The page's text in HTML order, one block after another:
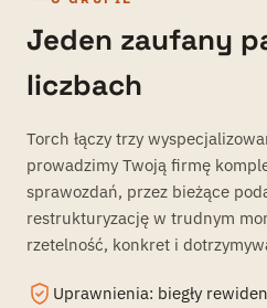
Jeden zaufany
liczbach
Torch łączy trzy
prowadzimy Twoją firmę
sprawozdań, przez bieżące
restrukturyzację w trudnym
rzetelność, konkret i
Uprawnienia: biegły